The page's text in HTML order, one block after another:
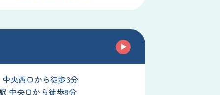
央西口から徒歩3分
中央口から徒歩8分